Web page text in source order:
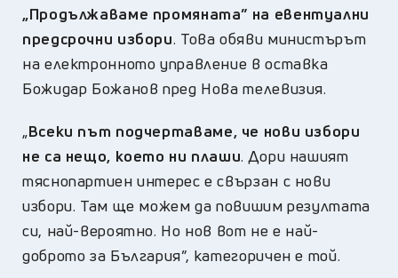
„Продължаваме промяната” на евентуални
предсрочни избори. Това обяви министърът
на електронното управление в оставка
Божидар Божанов пред Нова телевизия.
„Всеки път подчертаваме, че нови избори
не са нещо, което ни плаши. Дори нашият
тяснопартиен интерес е свързан с нови
избори. Там ще можем да повишим резултата
си, най-вероятно. Но нов вот не е най-
доброто за България”, категоричен е той.